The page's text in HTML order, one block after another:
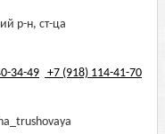
р-н, ст-ца
34-49 +7 (918) 114-41-70